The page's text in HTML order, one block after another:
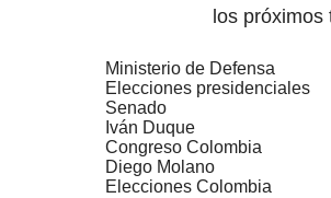
los
Ministerio de Defensa
Elecciones presidenciales
Senado
Iván Duque
Congreso Colombia
Diego Molano
Elecciones Colombia